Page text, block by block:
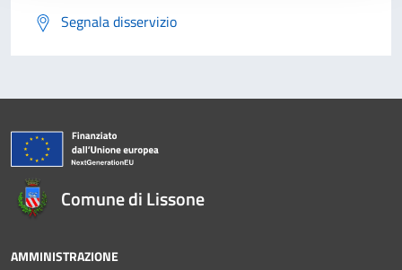
Segnala disservizio
Comune di Lissone
AMMINISTRAZIONE